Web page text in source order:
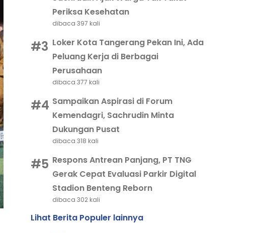
Periksa Kesehatan
dibaca 397 kali
#3 Loker Kota Tangerang Pekan Ini, Ada
Peluang Kerja di Berbagai
Perusahaan
dibaca 377 kali
#4 Sampaikan Aspirasi di Forum
Kemendagri, Sachrudin Minta
Dukungan Pusat
dibaca 318 kali
#5 Respons Antrean Panjang, PT TNG
Gerak Cepat Evaluasi Parkir Digital
Stadion Benteng Reborn
dibaca 302 kali
Lihat Berita Populer lainnya